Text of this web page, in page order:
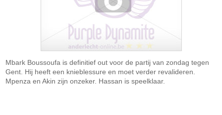
Mbark Boussoufa is definitief out voor de partij van zondag tegen
Gent. Hij heeft een knieblessure en moet verder revalideren.
Mpenza en Akin zijn onzeker. Hassan is speelklaar.